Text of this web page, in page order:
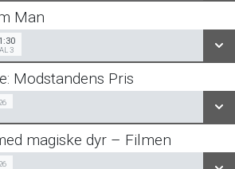
LÆS MERE
SE ALLE DAGE
LÆS MERE
Man
3Sal 3
SE ALLE DAGE
LÆS MERE
Modstandens Pris
Ældre sagen 12/08
SE ALLE DAGE
magiske dyr – Filmen